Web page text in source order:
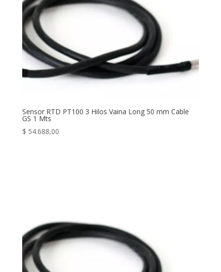
Sensor RTD PT100 3 Hilos Vaina Long 50 mm Cable
GS 1 Mts
$ 54.688,00